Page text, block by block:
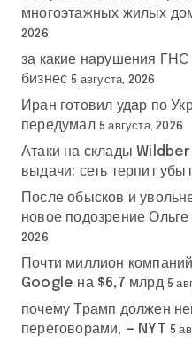
многоэтажных жилых
2026
за какие нарушения
бизнес 5 августа, 2026
Иран готовил удар по
передумал 5 августа, 2026
Атаки на склады
выдачи: сеть терпит
После обысков и
новое подозрение
2026
Почти миллион
Google на $6,7 млрд 5
почему Трамп должен
переговорами, — NYT 5